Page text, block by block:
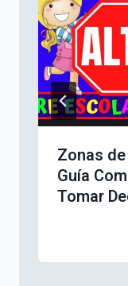
Zonas
Guía
Tomar